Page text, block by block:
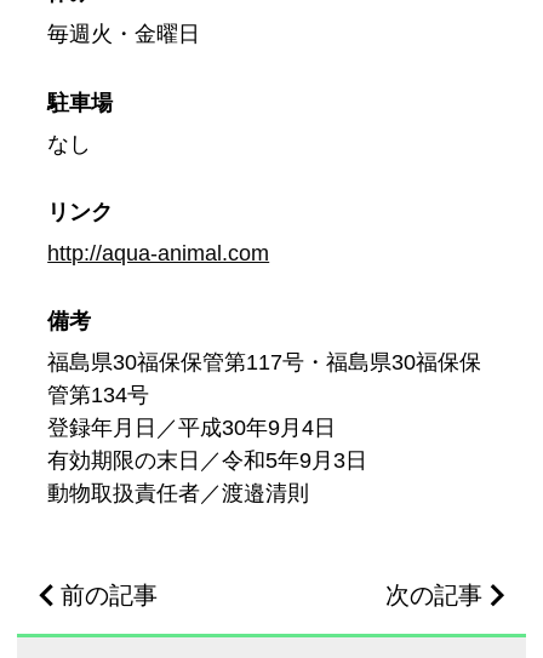
毎週火・金曜日
駐車場
なし
リンク
http://aqua-animal.com
備考
福島県30福保保管第117号・福島県30福保保
管第134号
登録年月日／平成30年9月4日
有効期限の末日／令和5年9月3日
動物取扱責任者／渡邉清則
前の記事 次の記事